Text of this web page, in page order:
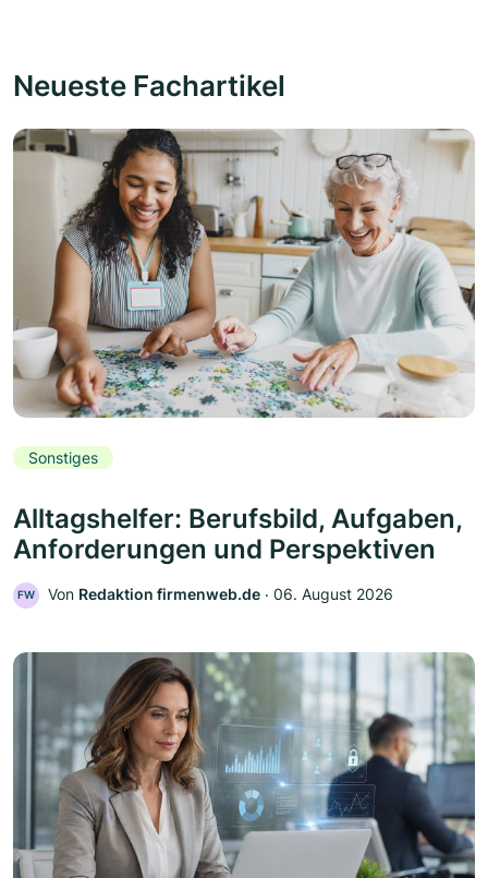
Neueste Fachartikel
Sonstiges
Alltagshelfer: Berufsbild, Aufgaben,
Anforderungen und Perspektiven
FW Von Redaktion firmenweb.de ‧ 06. August 2026